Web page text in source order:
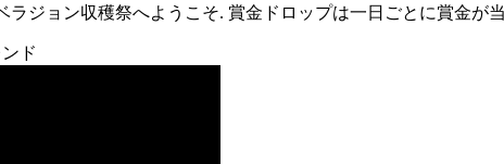
ジョン収穫祭へようこそ. 賞金ドロップは一日ごとに賞金が